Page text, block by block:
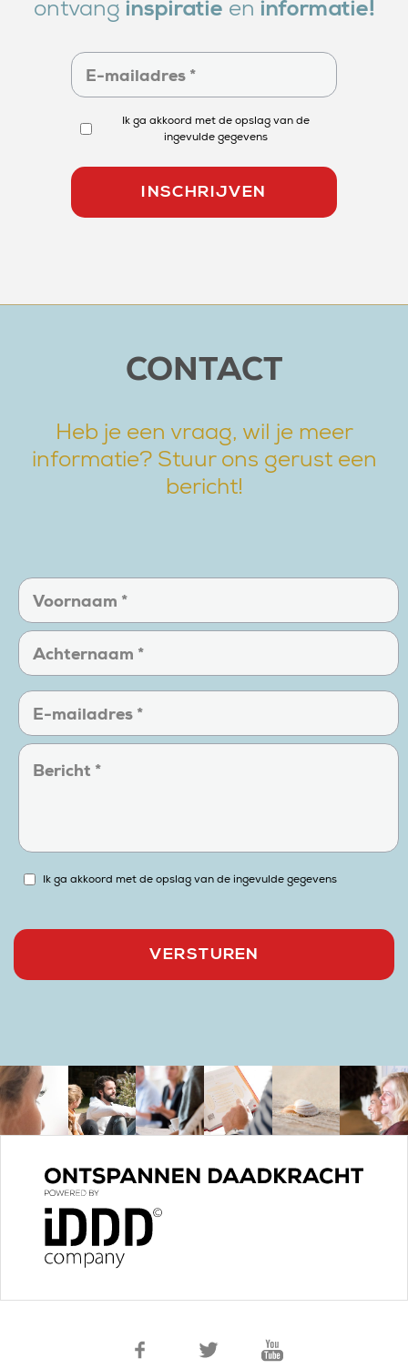
ontvang inspiratie en informatie!
Ik ga akkoord met de opslag van de
ingevulde gegevens
CONTACT
Heb je een vraag, wil je meer
informatie? Stuur ons gerust een
bericht!
Ik ga akkoord met de opslag van de ingevulde gegevens